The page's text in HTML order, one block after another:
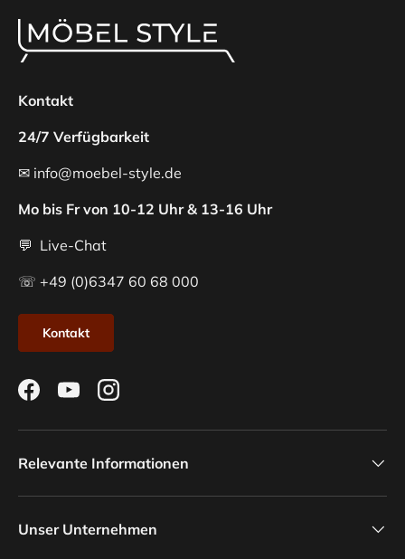
Kontakt
24/7 Verfügbarkeit
✉ info@moebel-style.de
Mo bis Fr von 10-12 Uhr & 13-16 Uhr
💬 Live-Chat
☏ +49 (0)6347 60 68 000
Kontakt
FacebookYouTubeInstagram
Relevante Informationen
Unser Unternehmen